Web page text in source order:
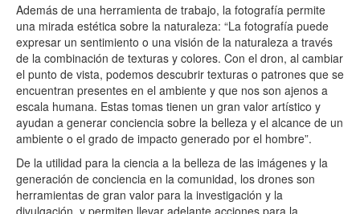
Además de una herramienta de trabajo, la fotografía permite
una mirada estética sobre la naturaleza: “La fotografía puede
expresar un sentimiento o una visión de la naturaleza a través
de la combinación de texturas y colores. Con el dron, al cambiar
el punto de vista, podemos descubrir texturas o patrones que se
encuentran presentes en el ambiente y que nos son ajenos a
escala humana. Estas tomas tienen un gran valor artístico y
ayudan a generar conciencia sobre la belleza y el alcance de un
ambiente o el grado de impacto generado por el hombre”.
De la utilidad para la ciencia a la belleza de las imágenes y la
generación de conciencia en la comunidad, los drones son
herramientas de gran valor para la investigación y la
divulgación, y permiten llevar adelante acciones para la